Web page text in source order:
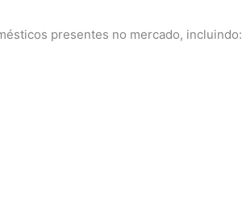
presentes no mercado, incluindo: